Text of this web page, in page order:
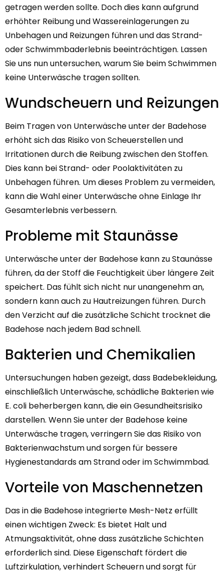
getragen werden sollte. Doch dies kann aufgrund
erhöhter Reibung und Wassereinlagerungen zu
Unbehagen und Reizungen führen und das Strand-
oder Schwimmbaderlebnis beeinträchtigen. Lassen
Sie uns nun untersuchen, warum Sie beim Schwimmen
keine Unterwäsche tragen sollten.
Wundscheuern und Reizungen
Beim Tragen von Unterwäsche unter der Badehose
erhöht sich das Risiko von Scheuerstellen und
Irritationen durch die Reibung zwischen den Stoffen.
Dies kann bei Strand- oder Poolaktivitäten zu
Unbehagen führen. Um dieses Problem zu vermeiden,
kann die Wahl einer Unterwäsche ohne Einlage Ihr
Gesamterlebnis verbessern.
Probleme mit Staunässe
Unterwäsche unter der Badehose kann zu Staunässe
führen, da der Stoff die Feuchtigkeit über längere Zeit
speichert. Das fühlt sich nicht nur unangenehm an,
sondern kann auch zu Hautreizungen führen. Durch
den Verzicht auf die zusätzliche Schicht trocknet die
Badehose nach jedem Bad schnell.
Bakterien und Chemikalien
Untersuchungen haben gezeigt, dass Badebekleidung,
einschließlich Unterwäsche, schädliche Bakterien wie
E. coli beherbergen kann, die ein Gesundheitsrisiko
darstellen. Wenn Sie unter der Badehose keine
Unterwäsche tragen, verringern Sie das Risiko von
Bakterienwachstum und sorgen für bessere
Hygienestandards am Strand oder im Schwimmbad.
Vorteile von Maschennetzen
Das in die Badehose integrierte Mesh-Netz erfüllt
einen wichtigen Zweck: Es bietet Halt und
Atmungsaktivität, ohne dass zusätzliche Schichten
erforderlich sind. Diese Eigenschaft fördert die
Luftzirkulation, verhindert Scheuern und sorgt für